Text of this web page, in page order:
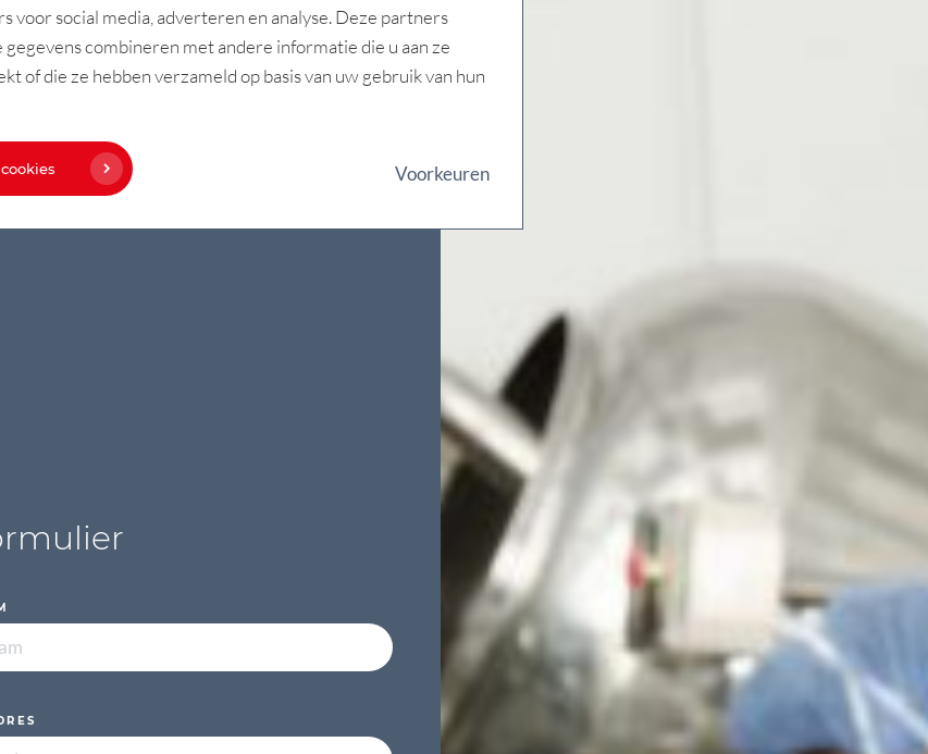
Vestiging Waddinxveen
voor social media, adverteren en analyse. Deze partners
gegevens combineren met andere informatie die u aan ze
of die ze hebben verzameld op basis van uw gebruik van hun
Voorkeuren